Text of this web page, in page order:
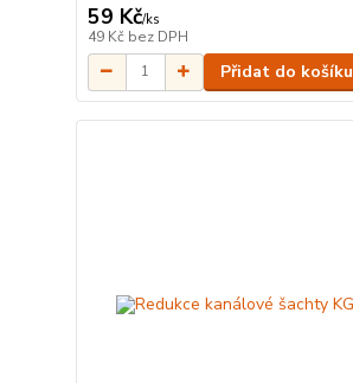
59 Kč/ks
49 Kč bez DPH
Přidat do košíku